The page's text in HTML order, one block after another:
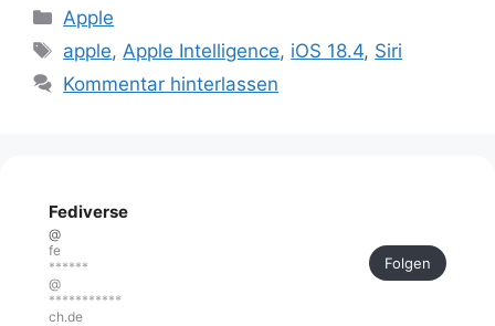
Kategorien
Apple
Schlagwörter
apple, Apple Intelligence, iOS 18.4, Siri
Kommentar hinterlassen
Fediverse
@
fe
******
@
***********
ch.de
Folgen